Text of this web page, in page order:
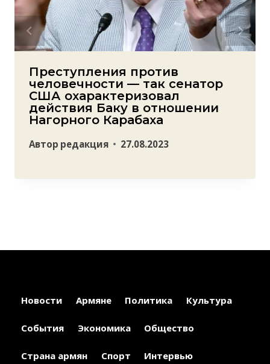
Преступления против
человечности — так сенатор
США охарактеризовал
действия Баку в отношении
Нагорного Карабаха
Автор редакция 27.08.2023
Новости Армяне Политика Культура
События Экономика Общество
Страна армян Спорт Интервью